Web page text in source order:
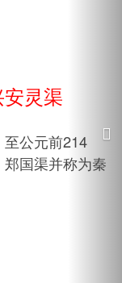
灵渠
公元前214
国渠并称为秦